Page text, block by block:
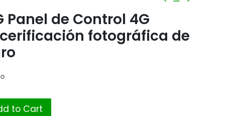
Panel de Control 4G
fotográfica de
to Cart